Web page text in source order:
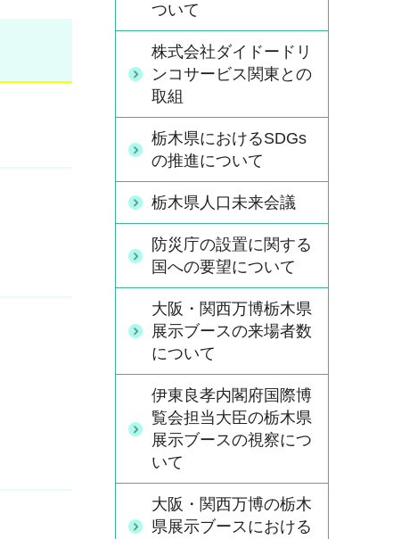
ついて
株式会社ダイドードリ
ンコサービス関東との
取組
栃木県におけるSDGs
の推進について
栃木県人口未来会議
防災庁の設置に関する
国への要望について
大阪・関西万博栃木県
展示ブースの来場者数
について
伊東良孝内閣府国際博
覧会担当大臣の栃木県
展示ブースの視察につ
いて
大阪・関西万博の栃木
県展示ブースにおける